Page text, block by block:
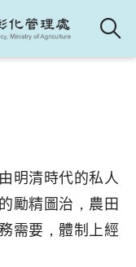
明清時代的私人
勵精圖治，農田
需要，體制上經